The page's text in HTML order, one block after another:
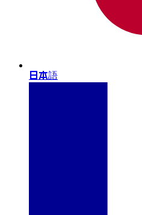
日本語